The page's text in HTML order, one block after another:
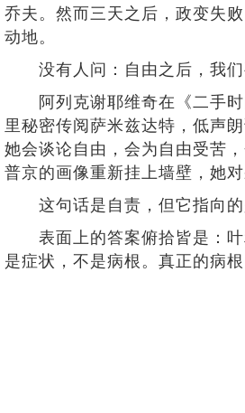
乔夫。然而三天之后，政变失
动地。
没有人问：自由之后，我们
阿列克谢耶维奇在《二手时
里秘密传阅萨米兹达特，低声
她会谈论自由，会为自由受苦
普京的画像重新挂上墙壁，她
这句话是自责，但它指向的
表面上的答案俯拾皆是：叶
是症状，不是病根。真正的病